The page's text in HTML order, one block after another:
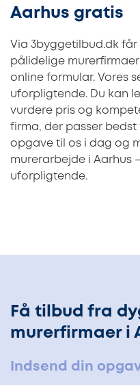
Aarhus gratis
Via 3byggetilbud.dk
pålidelige murerfirmaer
online formular. Vores
uforpligtende. Du kan
vurdere pris og
firma, der passer bedst
opgave til os i dag og
murerarbejde i Aarhus
uforpligtende.
Få tilbud fra
murerfirmaer i
Indsend din